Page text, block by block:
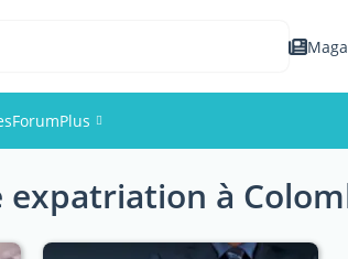
ForumPlus
Événements
Membres
expatriation à